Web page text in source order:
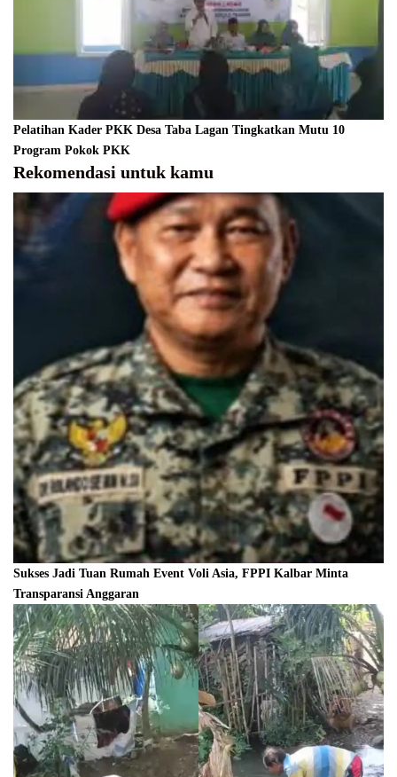
Pelatihan Kader PKK Desa Taba Lagan Tingkatkan Mutu 10
Program Pokok PKK
Rekomendasi untuk kamu
Sukses Jadi Tuan Rumah Event Voli Asia, FPPI Kalbar Minta
Transparansi Anggaran